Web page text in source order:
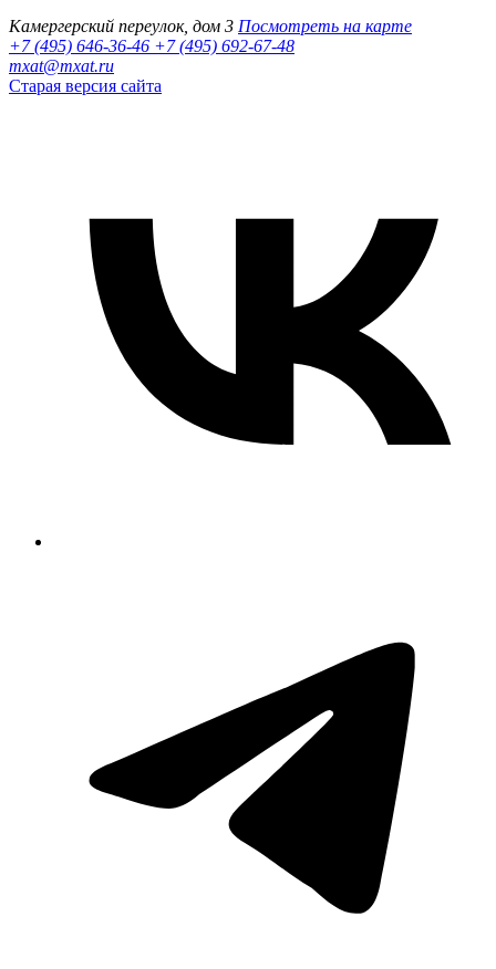
Камергерский переулок, дом 3 Посмотреть на карте
+7 (495) 646-36-46 +7 (495) 692-67-48‬
mxat@mxat.ru
Старая версия сайта